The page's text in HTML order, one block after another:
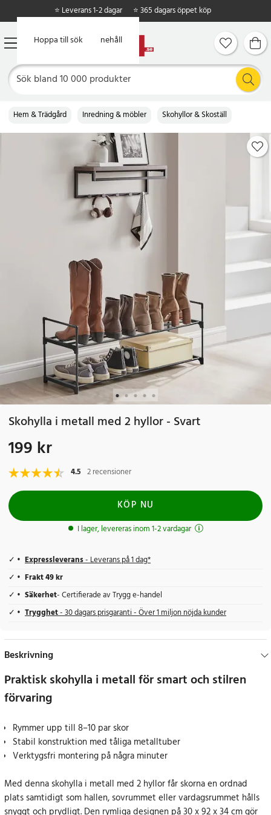
Hoppa till huvudinnehåll
Hoppa till sök
⭐ Leverans 1-2 dagar ⭐ 365 dagars öppet köp
Hem & Trädgård Inredning & möbler Skohyllor & Skoställ
Skohylla i metall med 2 hyllor - Svart
Pris:199 kr
199 kr
4.5 2 recensioner
KÖP NU
I lager, levereras inom 1-2 vardagar
Expressleverans- Leverans på 1 dag*
Frakt 49 kr
Säkerhet- Certifierade av Trygg e-handel
Trygghet- 30 dagars prisgaranti - Över 1 miljon nöjda kunder
Beskrivning
Praktisk skohylla i metall för smart och stilren
förvaring
Rymmer upp till 8–10 par skor
Stabil konstruktion med tåliga metalltuber
Verktygsfri montering på några minuter
Med denna skohylla i metall med 2 hyllor får skorna en ordnad
plats samtidigt som hallen, sovrummet eller vardagsrummet hålls
snyggt och prydligt. Den rymliga designen på 30 x 92 x 34 cm gör